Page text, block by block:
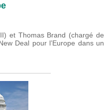
et Thomas Brand (chargé de
Deal pour l’Europe dans un